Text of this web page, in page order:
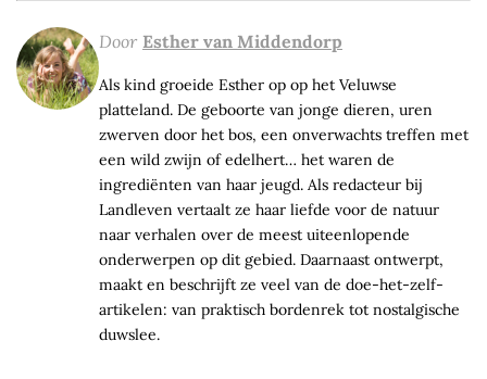
Door Esther van Middendorp
Als kind groeide Esther op op het Veluwse
platteland. De geboorte van jonge dieren, uren
zwerven door het bos, een onverwachts treffen met
een wild zwijn of edelhert… het waren de
ingrediënten van haar jeugd. Als redacteur bij
Landleven vertaalt ze haar liefde voor de natuur
naar verhalen over de meest uiteenlopende
onderwerpen op dit gebied. Daarnaast ontwerpt,
maakt en beschrijft ze veel van de doe-het-zelf-
artikelen: van praktisch bordenrek tot nostalgische
duwslee.